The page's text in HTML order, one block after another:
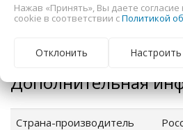
(диацетат глутамат
кислота), Limonene*, Linalool*
*компоненты натуральных
of natural essential oils
Дополнительная
Страна-производитель
Нажав «Принять», Вы даете
cookie в соответствии сПолитикой
Отклонить Настроить